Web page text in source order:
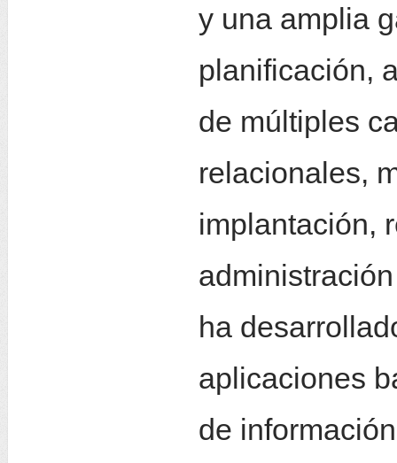
y una amplia
planificación,
de múltiples
relacionales,
implantación,
ha
aplicaciones
de